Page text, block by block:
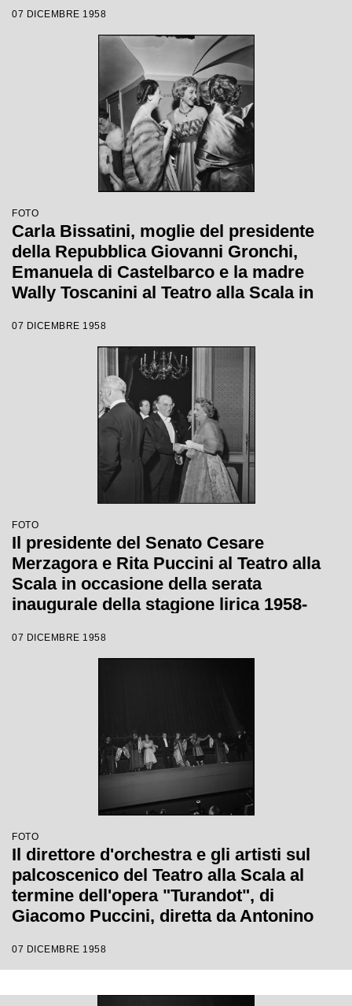
Margherita Wallmann
07 DICEMBRE 1958
FOTO
Carla Bissatini, moglie del presidente
della Repubblica Giovanni Gronchi,
Emanuela di Castelbarco e la madre
Wally Toscanini al Teatro alla Scala in
stagione lirica 1958-1959 con l'opera
"Turandot", di Giacomo Puccini, diretta
da Antonino Votto con la regia di
Margherita Wallmann
07 DICEMBRE 1958
FOTO
Il presidente del Senato Cesare
Merzagora e Rita Puccini al Teatro alla
Scala in occasione della serata
inaugurale della stagione lirica 1958-
Puccini, diretta da Antonino Votto con la
regia di Margherita Wallmann
07 DICEMBRE 1958
FOTO
Il direttore d'orchestra e gli artisti sul
palcoscenico del Teatro alla Scala al
termine dell'opera "Turandot", di
Giacomo Puccini, diretta da Antonino
Wallmann, che inaugura la stagione
07 DICEMBRE 1958